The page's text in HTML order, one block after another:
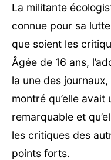
La militante
connue pour sa
que soient les
Âgée de 16 ans,
la une des
montré qu’elle avait
remarquable et
les critiques des
points forts.